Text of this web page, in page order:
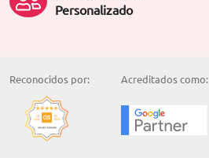
Personalizado
Reconocidos por: Acreditados como: